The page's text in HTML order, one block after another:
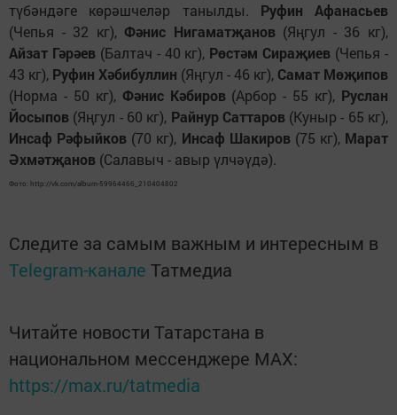
түбәндәге көрәшчеләр танылды. Руфин Афанасьев
(Чепья - 32 кг), Фәнис Нигаматҗанов(Яңгул - 36 кг),
Айзат Гәрәев(Балтач - 40 кг), Рөстәм Сираҗиев (Чепья -
43 кг), Руфин Хәбибуллин (Яңгул - 46 кг), Самат Мөҗипов
(Норма - 50 кг), Фәнис Кәбиров(Арбор - 55 кг), Руслан
Йосыпов (Яңгул - 60 кг), Райнур Саттаров(Куныр - 65 кг),
Инсаф Рәфыйков (70 кг), Инсаф Шакиров(75 кг), Марат
Әхмәтҗанов (Салавыч - авыр үлчәүдә).
Фото: http://vk.com/album-59964466_210404802
Следите за самым важным и интересным в
Telegram-канале Татмедиа
Читайте новости Татарстана в
национальном мессенджере MАХ:
https://max.ru/tatmedia